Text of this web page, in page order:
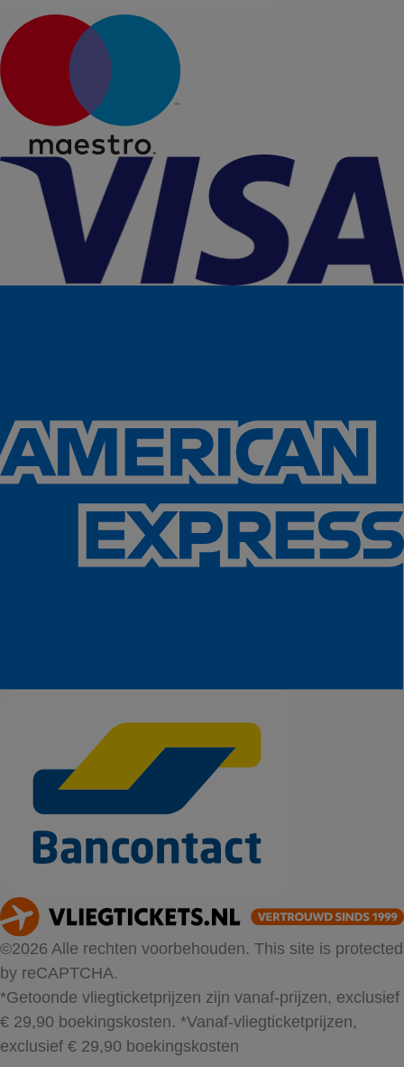
©2026 Alle rechten voorbehouden. This site is protected
by reCAPTCHA.
*Getoonde vliegticketprijzen zijn vanaf-prijzen, exclusief
€ 29,90 boekingskosten. *Vanaf-vliegticketprijzen,
exclusief € 29,90 boekingskosten